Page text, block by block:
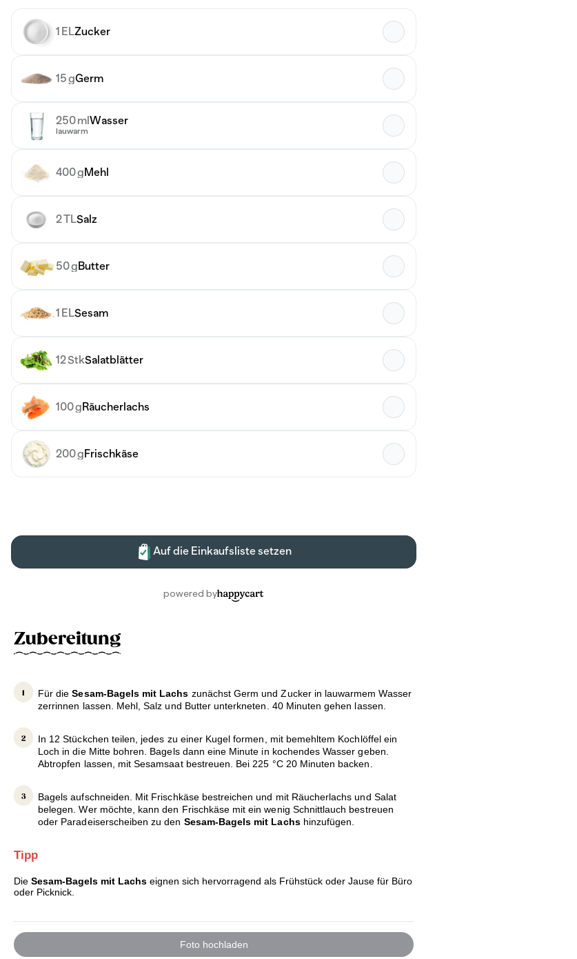
Zubereitung
Für die Sesam-Bagels mit Lachs zunächst Germ und Zucker in lauwarmem Wasser
zerrinnen lassen. Mehl, Salz und Butter unterkneten. 40 Minuten gehen lassen.
In 12 Stückchen teilen, jedes zu einer Kugel formen, mit bemehltem Kochlöffel ein
Loch in die Mitte bohren. Bagels dann eine Minute in kochendes Wasser geben.
Abtropfen lassen, mit Sesamsaat bestreuen. Bei 225 °C 20 Minuten backen.
Bagels aufschneiden. Mit Frischkäse bestreichen und mit Räucherlachs und Salat
belegen. Wer möchte, kann den Frischkäse mit ein wenig Schnittlauch bestreuen
oder Paradeiserscheiben zu den Sesam-Bagels mit Lachshinzufügen.
Tipp
Die Sesam-Bagels mit Lachs eignen sich hervorragend als Frühstück oder Jause für Büro
oder Picknick.
Foto hochladen